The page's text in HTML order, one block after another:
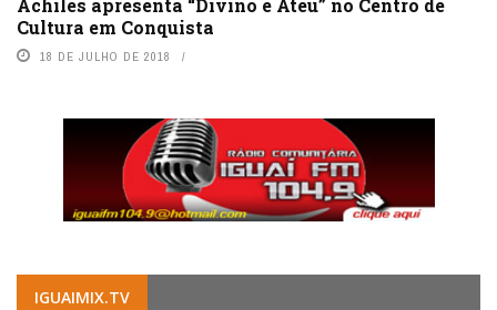
Cultura em Conquista
18 DE JULHO DE 2018
IGUAIMIX.TV